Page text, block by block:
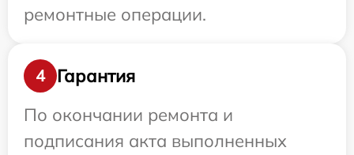
ремонтные операции.
4
Гарантия
По окончании ремонта и
подписания акта выполненных